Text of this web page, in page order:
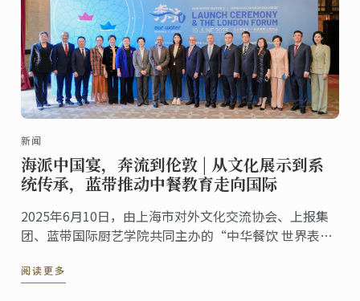
新闻
海派中国宴，奔流到伦敦 | 从文化展示到系
统传承，蓝带推动中餐教育走向国际
2025年6月10日，由上海市对外文化交流协会、上报集
团、蓝带国际厨艺学院共同主办的“中华餐饮 世界表达
蓝带伦敦概念餐厅The CORD by Le Cordon ...
阅读更多